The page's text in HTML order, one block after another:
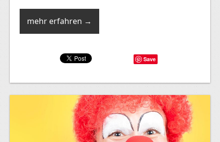
mehr erfahren →
Save